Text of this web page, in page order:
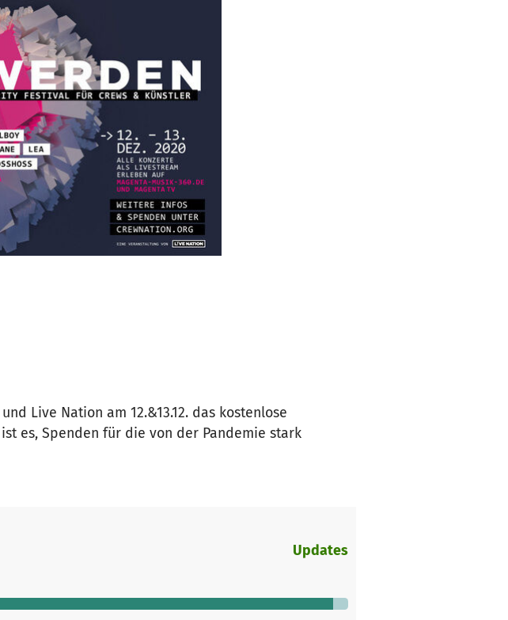
Live Nation am 12.&13.12. das kostenlose
ist es, Spenden für die von der Pandemie stark
Updates